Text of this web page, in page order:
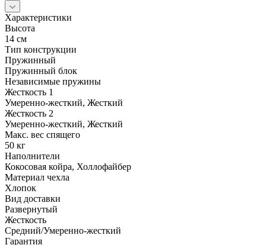
Характеристики
Высота
14 см
Тип конструкции
Пружинный
Пружинный блок
Независимые пружины
Жесткость 1
Умеренно-жесткий, Жесткий
Жесткость 2
Умеренно-жесткий, Жесткий
Макс. вес спящего
50 кг
Наполнители
Кокосовая койра, Холлофайбер
Материал чехла
Хлопок
Вид доставки
Развернутый
Жесткость
Средний/Умеренно-жесткий
Гарантия